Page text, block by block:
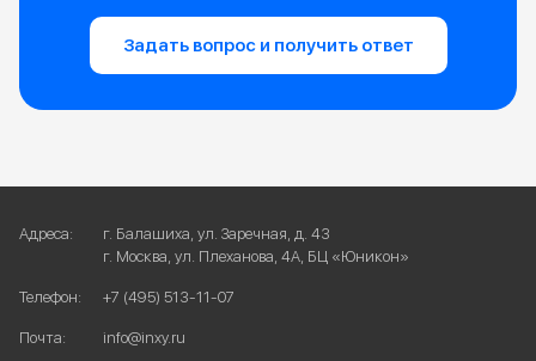
Задать вопрос и получить ответ
Адреса:
г. Балашиха, ул. Заречная, д. 43
г. Москва, ул. Плеханова, 4А, БЦ «Юникон»
Телефон: +7 (495) 513-11-07
Почта: info@inxy.ru